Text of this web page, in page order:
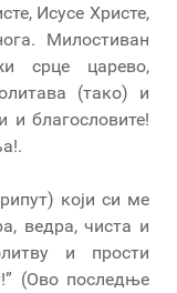
Исусе Христе,
Милостиван
срце царево,
(тако) и
и благословите!
који си ме
ведра, чиста и
и прости
(Ово последње